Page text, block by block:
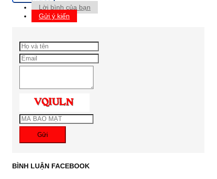
Lời bình của bạn
Gửi ý kiến
Gửi
BÌNH LUẬN FACEBOOK